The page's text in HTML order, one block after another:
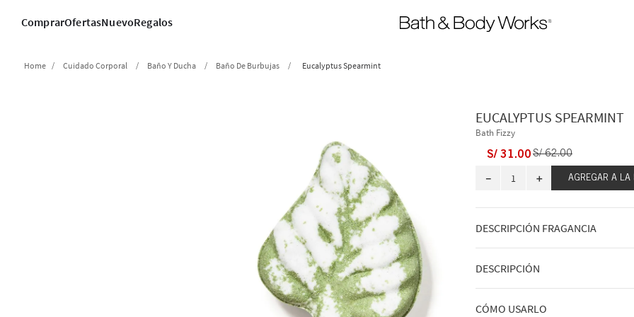
ComprarOfertasNuevoRegalos
Cuidado Corporal Baño Y Ducha Baño De Burbujas Eucalyptus Spearmint
EUCALYPTUS SPEARMINT
Bath Fizzy
S/ 31.00S/ 62.00
＋
－ AGREGAR A LA
DESCRIPCIÓN FRAGANCIA
A qué huele: un día en el spa con tus
favoritas.
DESCRIPCIÓN
Qué hace: burbujea y crea espuma
CÓMO USARLO